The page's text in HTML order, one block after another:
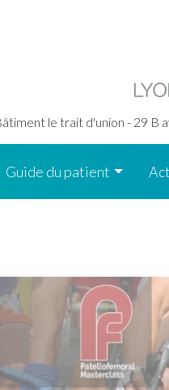
le trait d'union - 29 B
Guide du patient